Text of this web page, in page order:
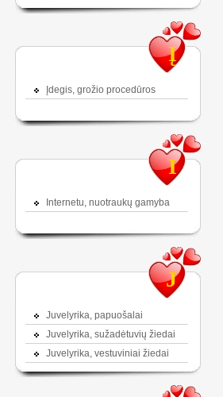
Į
Įdegis, grožio procedūros
I
Internetu, nuotraukų gamyba
J
Juvelyrika, papuošalai
Juvelyrika, sužadėtuvių žiedai
Juvelyrika, vestuviniai žiedai